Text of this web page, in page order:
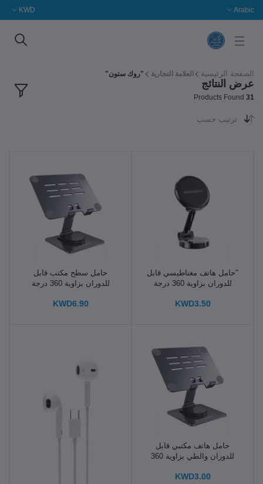
Arabic
KWD
الصفحة الرئيسية العلامة التجارية "روك ستون"
عرض النتائج
31
ترتيب حسب
"حامل هاتف مغناطيسي قابل
للدوران بزاوية 360 درجة
الوسطى"
KWD3.50
حامل سطح مكتب قابل
للدوران بزاوية 360 درجة
KWD6.90
حامل هاتف مكتبي قابل
للدوران والطي بزاوية 360
KWD3.00